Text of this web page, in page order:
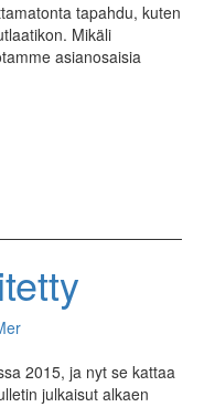
tapahdu, kuten
Mikäli
asianosaisia
2015, ja nyt se kattaa
julkaisut alkaen